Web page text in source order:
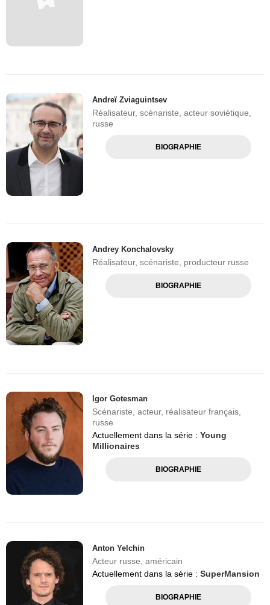
Andreï Zviaguintsev
Réalisateur, scénariste, acteur soviétique,
russe
BIOGRAPHIE
Andrey Konchalovsky
Réalisateur, scénariste, producteur russe
BIOGRAPHIE
Igor Gotesman
Scénariste, acteur, réalisateur français,
russe
Actuellement dans la série :Young
Millionaires
BIOGRAPHIE
Anton Yelchin
Acteur russe, américain
Actuellement dans la série :SuperMansion
BIOGRAPHIE